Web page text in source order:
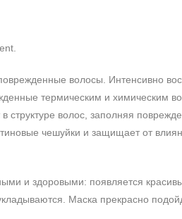
волосы. Интенсивно
термическим и химическим
структуре волос, заполняя
чешуйки и защищает от
и здоровыми: появляется
Маска прекрасно